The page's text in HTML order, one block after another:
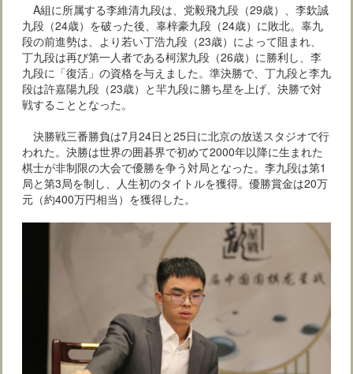
A組に所属する李維清九段は、党毅飛九段（29歳）、李欽誠
九段（24歳）を破った後、辜梓豪九段（24歳）に敗北。辜九
段の前進勢は、より若い丁浩九段（23歳）によって阻まれ、
丁九段は再び第一人者である柯潔九段（26歳）に勝利し、李
九段に「復活」の資格を与えました。準決勝で、丁九段と李九
段は許嘉陽九段（23歳）と羋九段に勝ち星を上げ、決勝で対
戦することとなった。
決勝戦三番勝負は7月24日と25日に北京の放送スタジオで行
われた。決勝は世界の囲碁界で初めて2000年以降に生まれた
棋士が非制限の大会で優勝を争う対局となった。李九段は第1
局と第3局を制し、人生初のタイトルを獲得。優勝賞金は20万
元（約400万円相当）を獲得した。